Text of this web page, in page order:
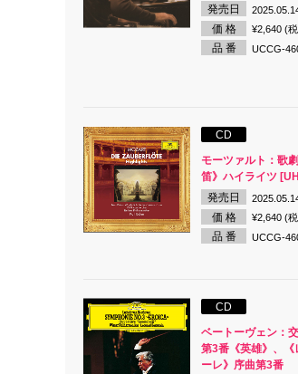
発売日
価 格 ¥2,640 (
品 番 UCCG-
CD
モーツァルト：歌
笛》ハイライツ
発売日
価 格 ¥2,640 (
品 番 UCCG-
CD
ベートーヴェン：
第3番《英雄》、《
ーレ》序曲第3番